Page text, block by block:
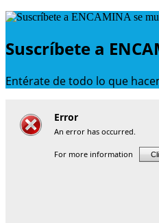
Suscríbete a
Entérate de todo lo que